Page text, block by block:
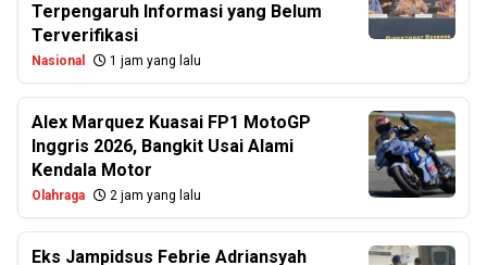
Terpengaruh Informasi yang Belum
Terverifikasi
Nasional 1 jam yang lalu
Alex Marquez Kuasai FP1 MotoGP
Inggris 2026, Bangkit Usai Alami
Kendala Motor
Olahraga 2 jam yang lalu
Eks Jampidsus Febrie Adriansyah